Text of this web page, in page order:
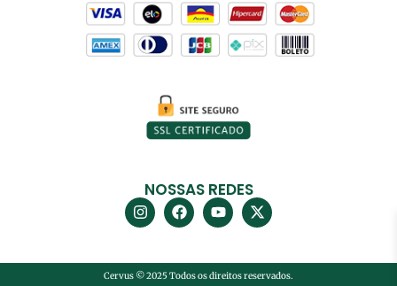
NOSSAS REDES
Cervus © 2025 Todos os direitos reservados.